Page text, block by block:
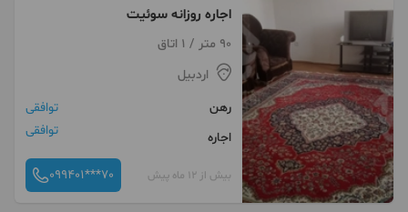
اجاره روزانه سوئیت
90 متر / 1 اتاق
اردبیل
رهن
توافقی
اجاره
توافقی
بیش از 12 ماه پیش 099401***70